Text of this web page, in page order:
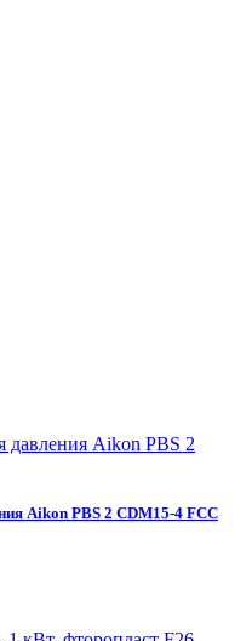
Aikon PBS 2 CDM15-4 FCC